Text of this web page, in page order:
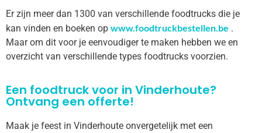
Er zijn meer dan 1300 van verschillende foodtrucks die je
kan vinden en boeken op www.foodtruckbestellen.be .
Maar om dit voor je eenvoudiger te maken hebben we en
overzicht van verschillende types foodtrucks voorzien.
Een foodtruck voor in Vinderhoute?
Ontvang een offerte!
Maak je feest in Vinderhoute onvergetelijk met een